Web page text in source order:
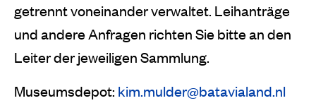
getrennt voneinander verwaltet. Leihanträge
und andere Anfragen richten Sie bitte an den
Leiter der jeweiligen Sammlung.
Museumsdepot: kim.mulder@batavialand.nl